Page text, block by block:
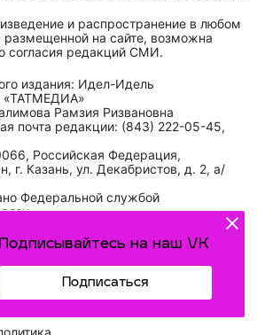
Подписывайтесь на наш VK
Подписаться
и распространение в любом
на сайте, возможна
согласия редакций СМИ.
издания: Идел-Идель
«ТАТМЕДИА»
Рамзия Ризвановна
почта редакции: (843) 222-05-45,
Российская Федерация,
г. Казань, ул. Декабристов, д. 2, а/
Федеральной службой
(Роскомнадзор)
14.05.2025
коррупции: idel-kazan@mail.ru